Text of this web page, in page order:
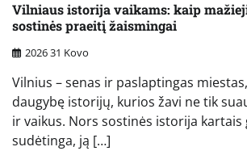
Vilniaus istorija vaikams: kaip
sostinės praeitį žaismingai
2026 31 Kovo
Vilnius – senas ir paslaptingas
daugybę istorijų, kurios žavi ne tik
ir vaikus. Nors sostinės istorija
sudėtinga, ją […]